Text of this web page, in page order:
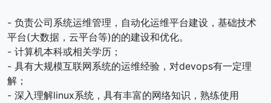
- 负责公司系统运维管理，自动化运维平台建设，基础技术
平台(大数据，云平台等)的的建设和优化。
- 计算机本科或相关学历；
- 具有大规模互联网系统的运维经验，对devops有一定理
解；
- 深入理解linux系统，具有丰富的网络知识，熟练使用